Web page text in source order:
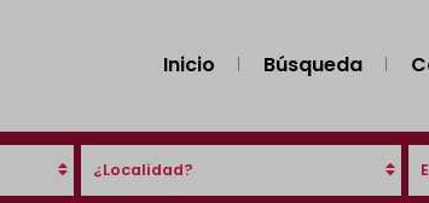
Inicio Búsqueda
¿Localidad?